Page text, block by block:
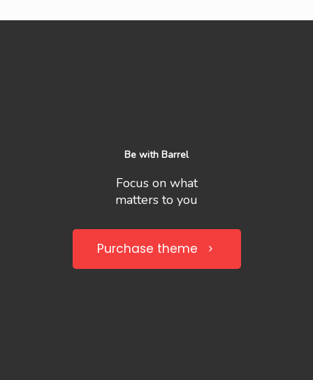
Be with Barrel
Focus on what
matters to you
Purchase theme